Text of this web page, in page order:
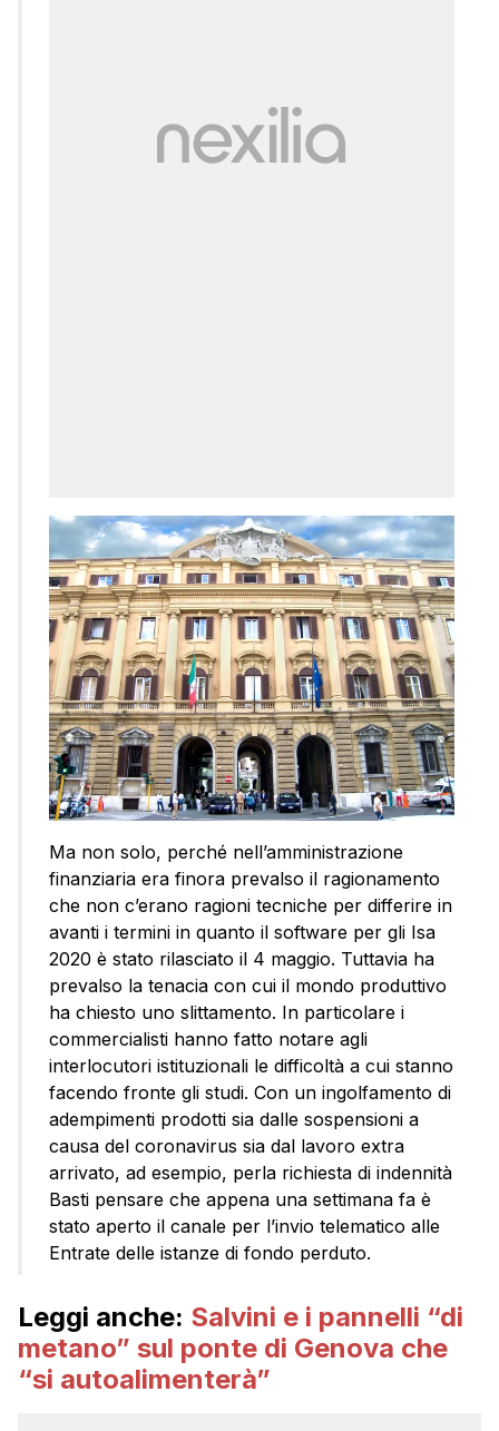
Ma non solo, perché nell’amministrazione
finanziaria era finora prevalso il ragionamento
che non c’erano ragioni tecniche per differire in
avanti i termini in quanto il software per gli Isa
2020 è stato rilasciato il 4 maggio. Tuttavia ha
prevalso la tenacia con cui il mondo produttivo
ha chiesto uno slittamento. In particolare i
commercialisti hanno fatto notare agli
interlocutori istituzionali le difficoltà a cui stanno
facendo fronte gli studi. Con un ingolfamento di
adempimenti prodotti sia dalle sospensioni a
causa del coronavirus sia dal lavoro extra
arrivato, ad esempio, perla richiesta di indennità
Basti pensare che appena una settimana fa è
stato aperto il canale per l’invio telematico alle
Entrate delle istanze di fondo perduto.
Leggi anche: Salvini e i pannelli “di
metano” sul ponte di Genova che
“si autoalimenterà”